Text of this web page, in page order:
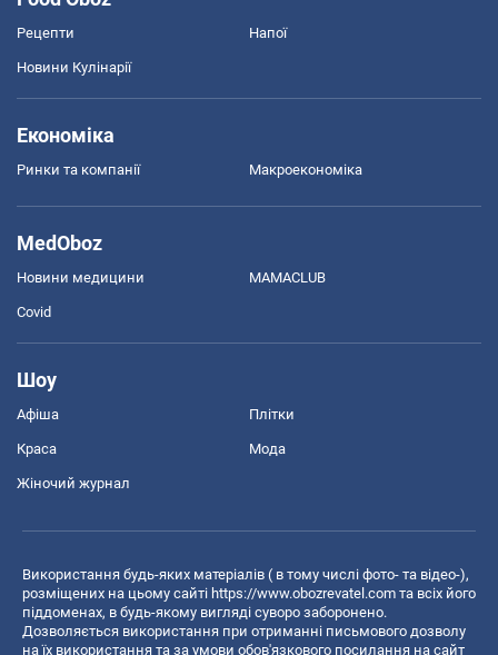
Рецепти Напої
Новини Кулінарії
Економіка
Ринки та компанії Макроекономіка
MedOboz
Новини медицини MAMACLUB
Covid
Шоу
Афіша Плітки
Краса Мода
Жіночий журнал
Використання будь-яких матеріалів ( в тому числі фото- та відео-),
розміщених на цьому сайті https://www.obozrevatel.com та всіх його
піддоменах, в будь-якому вигляді суворо заборонено.
Дозволяється використання при отриманні письмового дозволу
на їх використання та за умови обов'язкового посилання на сайт